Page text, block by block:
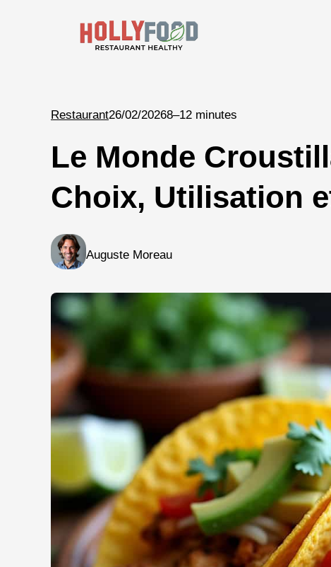
Restaurant26/02/20268–12 minutes
Le Monde
Choix, Utilisation
Auguste Moreau